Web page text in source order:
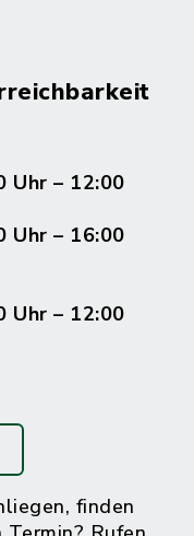
Uhr – 12:00
Uhr – 16:00
Uhr – 12:00
finden